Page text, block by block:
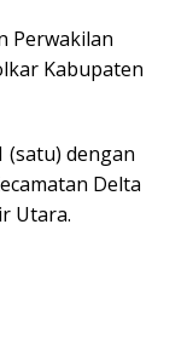
Perwakilan
Kabupaten
(satu) dengan
Delta
Utara.